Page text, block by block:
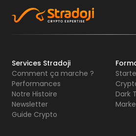
Services Stradoji
Comment ça marche ?
Performances
Notre Histoire
Newsletter
Guide Crypto
Dark